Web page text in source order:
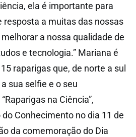
ela é importante para
resposta a muitas das nossas
a nossa qualidade de
e tecnologia.” Mariana é
raparigas que, de norte a sul
sua selfie e o seu
na Ciência”,
do Conhecimento no dia 11 de
da comemoração do Dia